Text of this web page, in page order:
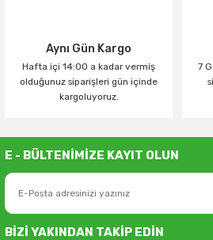
Aynı Gün Kargo
Hafta içi 14:00 a kadar vermiş
olduğunuz siparişleri gün içinde
kargoluyoruz.
7
E - BÜLTENİMİZE KAYIT OLUN
BİZİ YAKINDAN TAKİP EDİN